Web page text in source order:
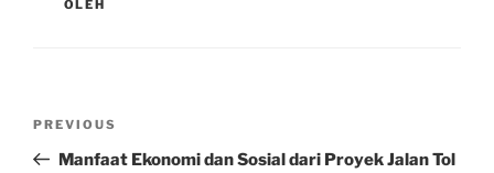
OLEH
Previous
Post
PREVIOUS
Manfaat Ekonomi dan Sosial dari Proyek Jalan Tol